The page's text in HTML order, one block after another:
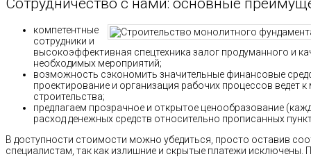
Сотрудничество с нами: основные
компетентные
сотрудники и
высокоэффективная спецтехника залог продуманного и
необходимых мероприятий;
возможность сэкономить значительные финансовые
проектирование и организация рабочих процессов ведет
строительства;
предлагаем прозрачное и открытое ценообразование
расход денежных средств относительно прописанных
В доступности стоимости можно убедиться, просто оставив
специалистам, так как излишние и скрытые платежи исключены.